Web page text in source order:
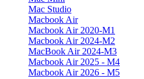
Mac Studio
Macbook Air
Macbook Air 2020-M1
Macbook Air 2024-M2
MacBook Air 2024-M3
Macbook Air 2025 - M4
Macbook Air 2026 - M5